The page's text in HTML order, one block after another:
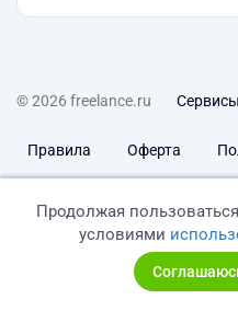
© 2026 freelance.ru Сервисы
Правила Оферта
Продолжая
условиями